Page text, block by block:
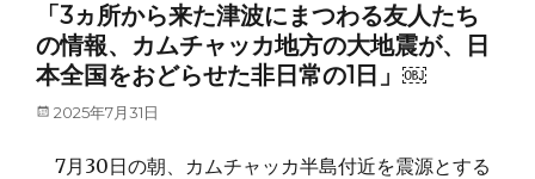
「3ヵ所から来た津波にまつわる友人たち
の情報、カムチャッカ地方の大地震が、日
本全国をおどらせた非日常の1日」￼
Posted
2025年7月31日
7月30日の朝、カムチャッカ半島付近を震源とする